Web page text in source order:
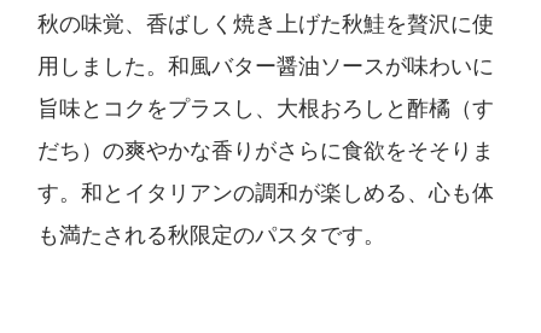
秋の味覚、香ばしく焼き上げた秋鮭を贅沢に使
用しました。和風バター醤油ソースが味わいに
旨味とコクをプラスし、大根おろしと酢橘（す
だち）の爽やかな香りがさらに食欲をそそりま
す。和とイタリアンの調和が楽しめる、心も体
も満たされる秋限定のパスタです。